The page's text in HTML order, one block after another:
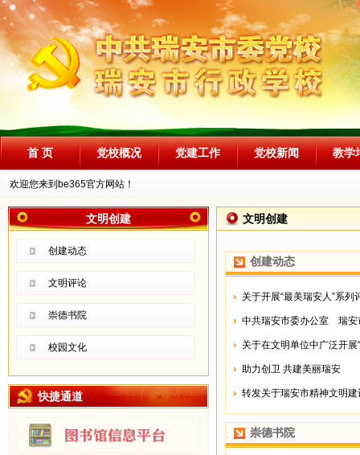
首 页 党校概况 党建工作 党校新闻 教学
欢迎您来到be365官方网站！
文明创建
创建动态
文明评论
崇德书院
校园文化
快捷通道
文明创建
创建动态
关于开展“最美瑞安人”系列
中共瑞安市委办公室 瑞安
关于在文明单位中广泛开展
助力创卫 共建美丽瑞安
转发关于瑞安市精神文明建
崇德书院